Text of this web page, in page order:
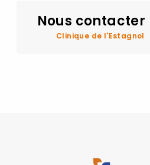
Nous contacter
Clinique de l'Estagnol